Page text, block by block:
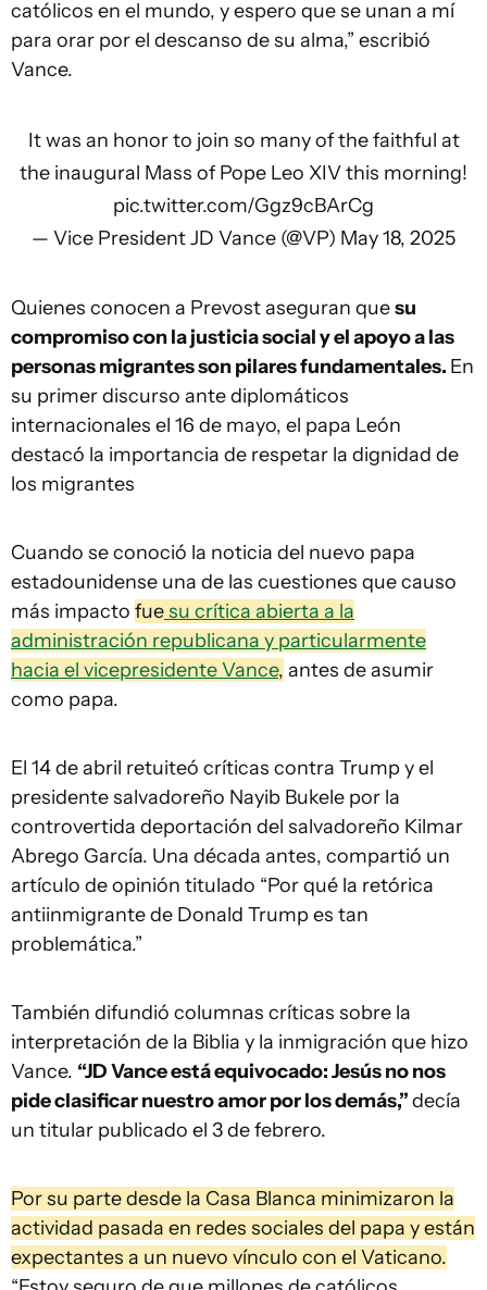
católicos en el mundo, y espero que se unan a mí
para orar por el descanso de su alma,” escribió
Vance.
It was an honor to join so many of the faithful at
the inaugural Mass of Pope Leo XIV this morning!
pic.twitter.com/Ggz9cBArCg
— Vice President JD Vance (@VP) May 18, 2025
Quienes conocen a Prevost aseguran quesu
compromiso con la justicia social y el apoyo a las
personas migrantes son pilares fundamentales. En
su primer discurso ante diplomáticos
internacionales el 16 de mayo, el papa León
destacó la importancia de respetar la dignidad de
los migrantes
Cuando se conoció la noticia del nuevo papa
estadounidense una de las cuestiones que causo
más impacto fuesu crítica abierta a la
administración republicana y particularmente
hacia el vicepresidente Vance, antes de asumir
como papa.
El 14 de abril retuiteó críticas contra Trump y el
presidente salvadoreño Nayib Bukele por la
controvertida deportación del salvadoreño Kilmar
Abrego García. Una década antes, compartió un
artículo de opinión titulado “Por qué la retórica
antiinmigrante de Donald Trump es tan
problemática.”
También difundió columnas críticas sobre la
interpretación de la Biblia y la inmigración que hizo
Vance. “JD Vance está equivocado: Jesús no nos
pide clasificar nuestro amor por los demás,”decía
un titular publicado el 3 de febrero.
Por su parte desde la Casa Blanca minimizaron la
actividad pasada en redes sociales del papa y están
expectantes a un nuevo vínculo con el Vaticano.